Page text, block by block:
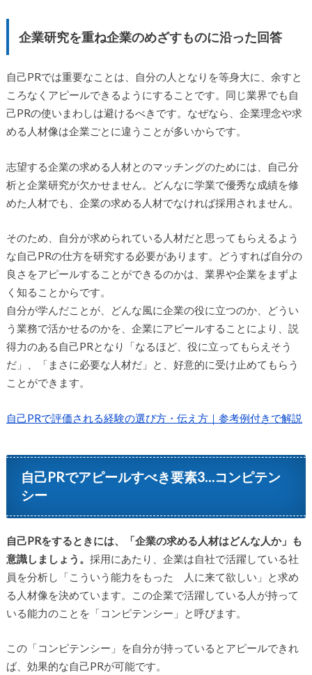
企業研究を重ね企業のめざすものに沿った回答
自己PRでは重要なことは、自分の人となりを等身大に、余すと
ころなくアピールできるようにすることです。同じ業界でも自
己PRの使いまわしは避けるべきです。なぜなら、企業理念や求
める人材像は企業ごとに違うことが多いからです。
志望する企業の求める人材とのマッチングのためには、自己分
析と企業研究が欠かせません。どんなに学業で優秀な成績を修
めた人材でも、企業の求める人材でなければ採用されません。
そのため、自分が求められている人材だと思ってもらえるよう
な自己PRの仕方を研究する必要があります。どうすれば自分の
良さをアピールすることができるのかは、業界や企業をまずよ
く知ることからです。
自分が学んだことが、どんな風に企業の役に立つのか、どうい
う業務で活かせるのかを、企業にアピールすることにより、説
得力のある自己PRとなり「なるほど、役に立ってもらえそう
だ」、「まさに必要な人材だ」と、好意的に受け止めてもらう
ことができます。
自己PRで評価される経験の選び方・伝え方｜参考例付きで解説
自己PRでアピールすべき要素3…コンピテン
シー
自己PRをするときには、「企業の求める人材はどんな人か」も
意識しましょう。 採用にあたり、企業は自社で活躍している社
員を分析し「こういう能力をもった 人に来て欲しい」と求め
る人材像を決めています。この企業で活躍している人が持って
いる能力のことを「コンピテンシー」と呼びます。
この「コンピテンシー」を自分が持っているとアピールできれ
ば、効果的な自己PRが可能です。